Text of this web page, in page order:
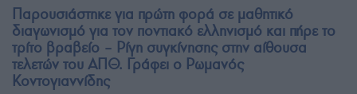
Παρουσιάστηκε για πρώτη φορά σε μαθητικό
διαγωνισμό για τον ποντιακό ελληνισμό και πήρε το
τρίτο βραβείο – Ρίγη συγκίνησης στην αίθουσα
τελετών του ΑΠΘ. Γράφει ο Ρωμανός
Κοντογιαννίδης